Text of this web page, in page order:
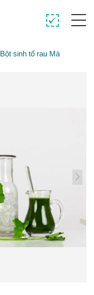
Bột sinh tố rau Má